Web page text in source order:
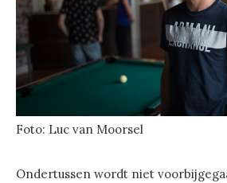
Foto: Luc van Moorsel
Ondertussen wordt niet